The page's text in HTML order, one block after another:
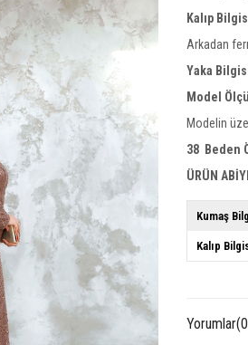
Kalıp
Arkadan
Yaka
Model
Modelin
38 Beden
ÜRÜN
Kumaş
Kalıp
Yorumlar